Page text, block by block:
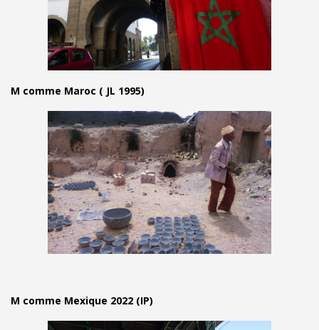
M comme Maroc ( JL 1995)
M comme Mexique 2022 (IP)